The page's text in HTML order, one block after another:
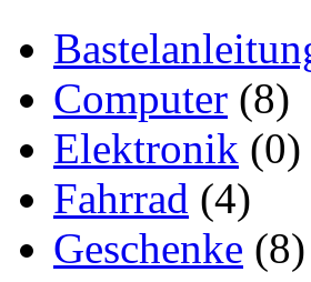
Computer (8)
Elektronik (0)
Fahrrad (4)
Geschenke (8)